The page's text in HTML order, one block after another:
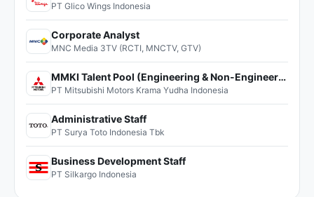
PT Glico Wings Indonesia
Corporate Analyst
MNC Media 3TV (RCTI, MNCTV, GTV)
MMKI Talent Pool (Engineering & Non-Engineering)
PT Mitsubishi Motors Krama Yudha Indonesia
Administrative Staff
PT Surya Toto Indonesia Tbk
Business Development Staff
PT Silkargo Indonesia